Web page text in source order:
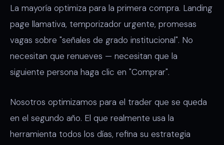
La mayoría optimiza para la primera compra. Landing
page llamativa, temporizador urgente, promesas
vagas sobre "señales de grado institucional". No
necesitan que renueves — necesitan que la
siguiente persona haga clic en "Comprar".
Nosotros optimizamos para el trader que se queda
en el segundo año. El que realmente usa la
herramienta todos los días, refina su estrategia